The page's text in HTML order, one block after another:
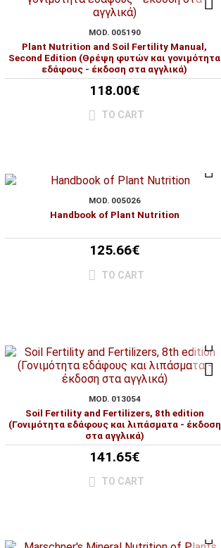
MOD. 005190
Plant Nutrition and Soil Fertility Manual,
Second Edition (Θρέψη φυτών και γονιμότητα
εδάφους - έκδοση στα αγγλικά)
118.00€
TO CART
MOD. 005026
Handbook of Plant Nutrition
125.66€
TO CART
MOD. 013054
Soil Fertility and Fertilizers, 8th edition
(Γονιμότητα εδάφους και λιπάσματα - έκδοση
στα αγγλικά)
141.65€
TO CART